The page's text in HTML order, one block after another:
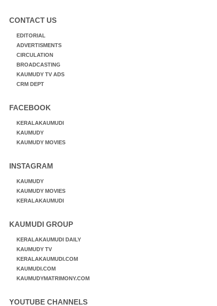
CONTACT US
EDITORIAL
ADVERTISMENTS
CIRCULATION
BROADCASTING
KAUMUDY TV ADS
CRM DEPT
FACEBOOK
KERALAKAUMUDI
KAUMUDY
KAUMUDY MOVIES
INSTAGRAM
KAUMUDY
KAUMUDY MOVIES
KERALAKAUMUDI
KAUMUDI GROUP
KERALAKAUMUDI DAILY
KAUMUDY TV
KERALAKAUMUDI.COM
KAUMUDI.COM
KAUMUDYMATRIMONY.COM
YOUTUBE CHANNELS